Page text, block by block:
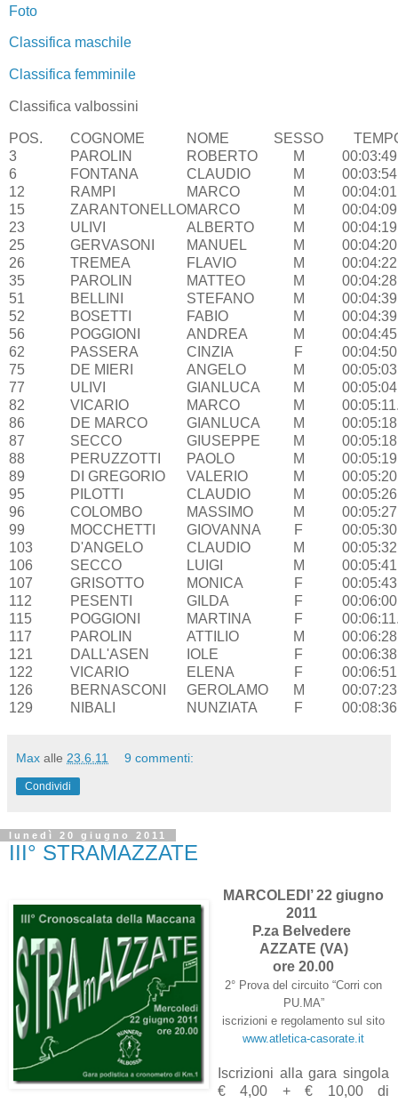
Foto
Classifica maschile
Classifica femminile
Classifica valbossini
POS. COGNOME NOME SESSO
3
PAROLIN ROBERTO M
6
FONTANA CLAUDIO M
12
RAMPI MARCO M
15
ZARANTONELLOMARCO M
23
ULIVI ALBERTO M
25
GERVASONI MANUEL M
26
TREMEA FLAVIO M
35
PAROLIN MATTEO M
51
BELLINI STEFANO M
52
BOSETTI FABIO M
56
POGGIONI ANDREA M
62
PASSERA CINZIA F
75
DE MIERI ANGELO M
77
ULIVI GIANLUCA M
82
VICARIO MARCO M
86
DE MARCO GIANLUCA M
87
SECCO GIUSEPPE M
88
PERUZZOTTI PAOLO M
89
DI GREGORIO VALERIO M
95
PILOTTI CLAUDIO M
96
COLOMBO MASSIMO M
99
MOCCHETTI GIOVANNA F
103
D'ANGELO CLAUDIO M
106
SECCO LUIGI M
107
GRISOTTO MONICA F
112
PESENTI GILDA F
115
POGGIONI MARTINA F
117
PAROLIN ATTILIO M
121
DALL'ASEN IOLE F
122
VICARIO ELENA F
126
BERNASCONI GEROLAMO M
129
NIBALI NUNZIATA F
Max alle 23.6.11 9 commenti:
Condividi
lunedì 20 giugno 2011
III° STRAMAZZATE
MARCOLEDI’ 22 giugno
2011
P.za Belvedere
AZZATE (VA)
ore 20.00
2° Prova del circuito “Corri con
PU.MA”
iscrizioni e regolamento sul sito
www.atletica-casorate.it
Iscrizioni alla gara singola
€ 4,00 + € 10,00 di